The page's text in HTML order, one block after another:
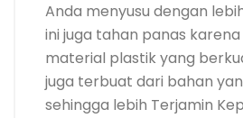
Anda menyusu dengan
ini juga tahan panas
material plastik yang
juga terbuat dari bahan
sehingga lebih Terjamin